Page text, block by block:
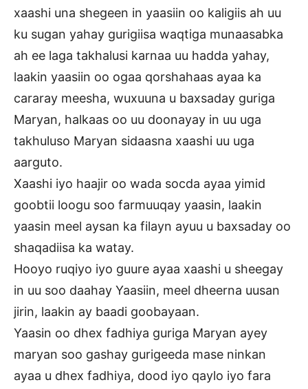
xaashi una shegeen in yaasiin oo kaligiis ah uu
ku sugan yahay gurigiisa waqtiga munaasabka
ah ee laga takhalusi karnaa uu hadda yahay,
laakin yaasiin oo ogaa qorshahaas ayaa ka
cararay meesha, wuxuuna u baxsaday guriga
Maryan, halkaas oo uu doonayay in uu uga
takhuluso Maryan sidaasna xaashi uu uga
aarguto.
Xaashi iyo haajir oo wada socda ayaa yimid
goobtii loogu soo farmuuqay yaasin, laakin
yaasin meel aysan ka filayn ayuu u baxsaday oo
shaqadiisa ka watay.
Hooyo ruqiyo iyo guure ayaa xaashi u sheegay
in uu soo daahay Yaasiin, meel dheerna uusan
jirin, laakin ay baadi goobayaan.
Yaasin oo dhex fadhiya guriga Maryan ayey
maryan soo gashay gurigeeda mase ninkan
ayaa u dhex fadhiya, dood iyo qaylo iyo fara